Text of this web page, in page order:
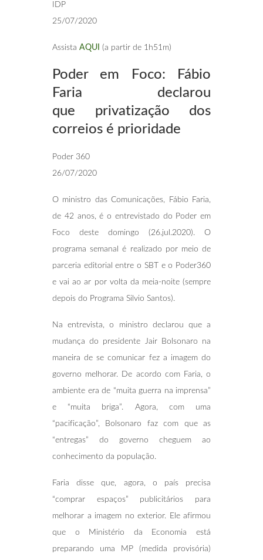
IDP
25/07/2020
Assista AQUI (a partir de 1h51m)
Poder em Foco: Fábio
Faria declarou
que privatização dos
correios é prioridade
Poder 360
26/07/2020
O ministro das Comunicações, Fábio Faria,
de 42 anos, é o entrevistado do Poder em
Foco deste domingo (26.jul.2020). O
programa semanal é realizado por meio de
parceria editorial entre o SBT e o Poder360
e vai ao ar por volta da meia-noite (sempre
depois do Programa Silvio Santos).
Na entrevista, o ministro declarou que a
mudança do presidente Jair Bolsonaro na
maneira de se comunicar fez a imagem do
governo melhorar. De acordo com Faria, o
ambiente era de “muita guerra na imprensa”
e “muita briga”. Agora, com uma
“pacificação”, Bolsonaro faz com que as
“entregas” do governo cheguem ao
conhecimento da população.
Faria disse que, agora, o país precisa
“comprar espaços” publicitários para
melhorar a imagem no exterior. Ele afirmou
que o Ministério da Economia está
preparando uma MP (medida provisória)